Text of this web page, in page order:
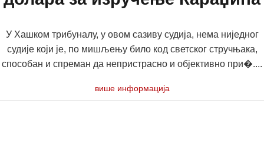
У Хашком трибуналу, у овом сазиву судија, нема ниједног
судије који је, по мишљењу било код светског стручњака,
способан и спреман да непристрасно и објективно при�....
више информација